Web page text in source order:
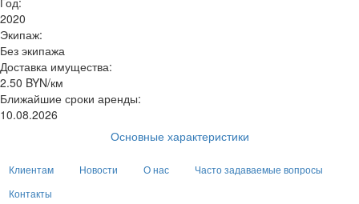
2020
Экипаж:
Без экипажа
Доставка имущества:
2.50 BYN/км
Ближайшие сроки аренды:
10.08.2026
Основные характеристики
Клиентам Новости О нас
Часто задаваемые вопросы
Контакты